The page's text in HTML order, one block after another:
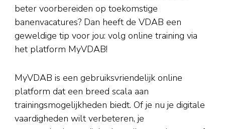
beter voorbereiden op toekomstige
banenvacatures? Dan heeft de VDAB een
geweldige tip voor jou: volg online training via
het platform MyVDAB!
MyVDAB is een gebruiksvriendelijk online
platform dat een breed scala aan
trainingsmogelijkheden biedt. Of je nu je digitale
vaardigheden wilt verbeteren, je